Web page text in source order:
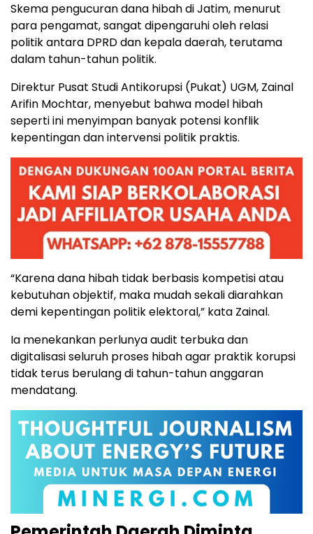
Skema pengucuran dana hibah di Jatim, menurut
para pengamat, sangat dipengaruhi oleh relasi
politik antara DPRD dan kepala daerah, terutama
dalam tahun-tahun politik.
Direktur Pusat Studi Antikorupsi (Pukat) UGM, Zainal
Arifin Mochtar, menyebut bahwa model hibah
seperti ini menyimpan banyak potensi konflik
kepentingan dan intervensi politik praktis.
“Karena dana hibah tidak berbasis kompetisi atau
kebutuhan objektif, maka mudah sekali diarahkan
demi kepentingan politik elektoral,” kata Zainal.
Ia menekankan perlunya audit terbuka dan
digitalisasi seluruh proses hibah agar praktik korupsi
tidak terus berulang di tahun-tahun anggaran
mendatang.